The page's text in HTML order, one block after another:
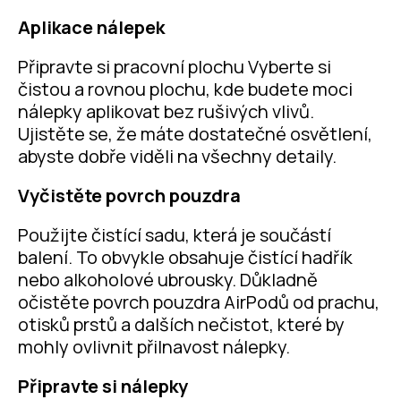
Aplikace nálepek
Připravte si pracovní plochu Vyberte si
čistou a rovnou plochu, kde budete moci
nálepky aplikovat bez rušivých vlivů.
Ujistěte se, že máte dostatečné osvětlení,
abyste dobře viděli na všechny detaily.
Vyčistěte povrch pouzdra
Použijte čistící sadu, která je součástí
balení. To obvykle obsahuje čistící hadřík
nebo alkoholové ubrousky. Důkladně
očistěte povrch pouzdra AirPodů od prachu,
otisků prstů a dalších nečistot, které by
mohly ovlivnit přilnavost nálepky.
Připravte si nálepky